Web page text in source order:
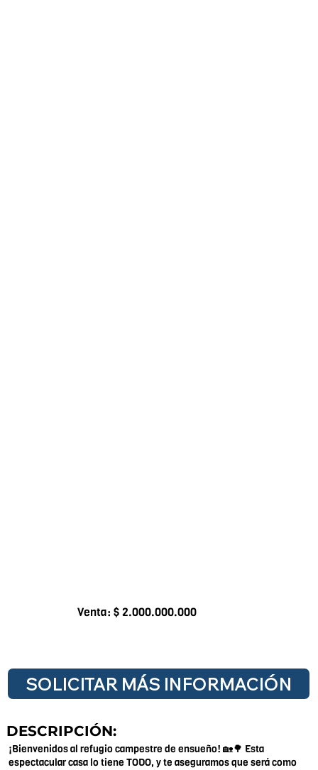
Venta: $ 2.000.000.000
SOLICITAR MÁS INFORMACIÓN
DESCRIPCIÓN:
¡Bienvenidos al refugio campestre de ensueño! 🏡🌳 Esta
espectacular casa lo tiene TODO, y te aseguramos que será como